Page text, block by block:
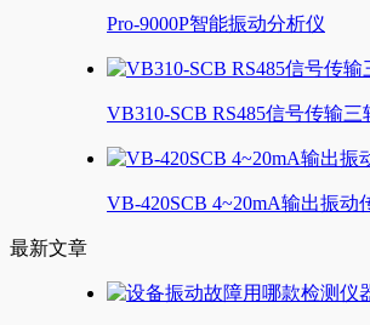
Pro-9000P智能振动分析仪
VB310-SCB RS485信号传输
VB-420SCB 4~20mA输出振动
最新文章